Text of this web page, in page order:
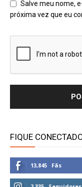
Salve meu nome,
próxima vez que eu
FIQUE
13,845 Fãs